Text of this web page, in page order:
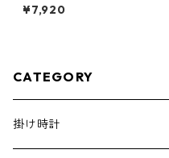
k
¥7,920
CATEGORY
掛け時計